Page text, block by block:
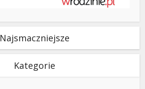
Najsmaczniejsze
Kategorie